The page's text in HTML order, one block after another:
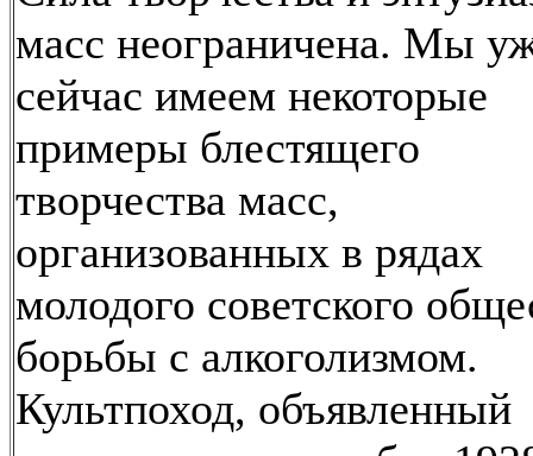
масс неограничена. Мы
сейчас имеем некоторые
примеры блестящего
творчества масс,
организованных в рядах
молодого советского
борьбы с алкоголизмом.
Культпоход, объявленный